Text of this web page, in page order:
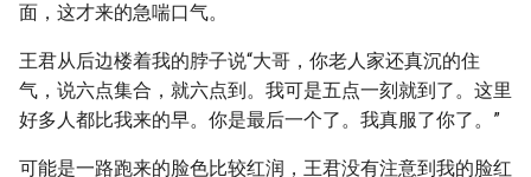
面，这才来的急喘口气。
王君从后边楼着我的脖子说“大哥，你老人家还真沉的住
气，说六点集合，就六点到。我可是五点一刻就到了。这里
好多人都比我来的早。你是最后一个了。我真服了你了。”
可能是一路跑来的脸色比较红润，王君没有注意到我的脸红